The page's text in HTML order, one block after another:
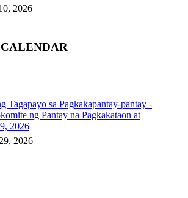
2026
sa Pagkakapantay-pantay -
ng Pantay na Pagkakataon at
2026
2026